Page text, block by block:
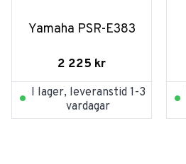
Yamaha PSR-E383
2 225 kr
I lager, leveranstid 1-3
vardagar